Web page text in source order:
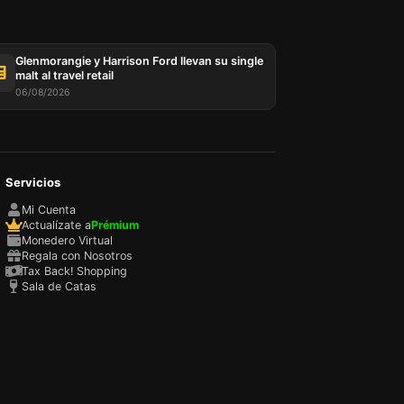
Glenmorangie y Harrison Ford llevan su single
malt al travel retail
06/08/2026
Servicios
Mi Cuenta
Actualízate aPrémium
Monedero Virtual
Regala con Nosotros
Tax Back! Shopping
Sala de Catas
y